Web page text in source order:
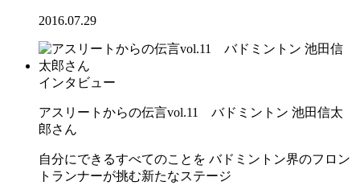
2016.07.29
インタビュー
アスリートからの伝言vol.11 バドミントン 池田信太
郎さん
自分にできるすべてのことを バドミントン界のフロン
トランナーが挑む新たなステージ